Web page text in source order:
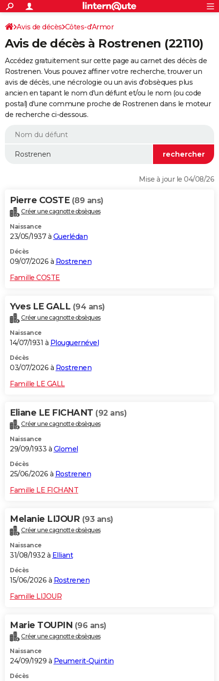
ACTUALITÉS
Politique
Société
Faits Divers
Education
Monde
Villes
+
SPORT
Coupe du monde 2026
Football
Tennis
Cyclisme
Rugby
Forum
Programme TV
TNT
Streaming
Cinéma
Sorties cinéma
Musique
+
FINANCE
Retraite
Impôts
Epargne
Immobilier
Risques naturels par ville
Banque
Assurance
Crédit
AUTO
Essais
Réserver un essai
Citadines
Berlines
SUV
Forum auto
+
HIGH-TECH
BRICOLAGE
WEEK-END
Alimentation
Guide de la santé
Maladies
Médicaments
Sommeil
VOYAGE
Destinations
City break
Voyage nature
Voyage de noces
Forum
Climat
+PHOTO
GUIDES D'ACHAT
Carte de Noël
Carte Bonne année
Carte Saint-Valentin
Carte Pâques
Carte d'anniversaire
DICTIONNAIRE
Dictionnaire
Biographies
Citations
Expressions
Proverbes
PROGRAMME TV
S'inscrire
Se connecter
Lycées
Collèges
Primaires
Universités
Entreprises
Service militaire
Avis de recherche
AVIS DE DÉCÈS
FORUM
Bricolage
Lifestyle
Culture
Sport
Auto
Television
Voyage
Cinema
S'inscrire
Connexion
Avis de décès Côtes-d'Armor
Avis de décès à Rostrenen (22110)
Accédez gratuitement sur cette page au carnet des décès de
Rostrenen. Vous pouvez affiner votre recherche, trouver un
avis de décès, une nécrologie ou un avis d'obsèques plus
ancien en tapant le nom d'un défunt et/ou le nom (ou code
postal) d'une commune proche de Rostrenen dans le moteur
de recherche ci-dessous.
Mise à jour le 04/08/26
Pierre COSTE (89 ans)
Créer une cagnotte obsèques
Naissance
23/05/1937 à Guerlédan
Décès
09/07/2026 à Rostrenen
Famille COSTE
Yves LE GALL (94 ans)
Créer une cagnotte obsèques
Naissance
14/07/1931 à Plouguernével
Décès
03/07/2026 à Rostrenen
Famille LE GALL
Eliane LE FICHANT (92 ans)
Créer une cagnotte obsèques
Naissance
29/09/1933 à Glomel
Décès
25/06/2026 à Rostrenen
Famille LE FICHANT
Melanie LIJOUR (93 ans)
Créer une cagnotte obsèques
Naissance
31/08/1932 à Elliant
Décès
15/06/2026 à Rostrenen
Famille LIJOUR
Marie TOUPIN (96 ans)
Créer une cagnotte obsèques
Naissance
24/09/1929 à Peumerit-Quintin
Décès